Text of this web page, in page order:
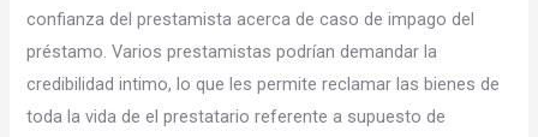
confianza del prestamista acerca de caso de impago del
préstamo. Varios prestamistas podrían demandar la
credibilidad intimo, lo que les permite reclamar las bienes de
toda la vida de el prestatario referente a supuesto de